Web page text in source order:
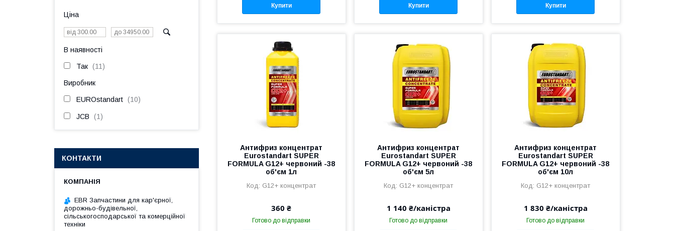
Купити Купити Купити
Антифриз концентрат
Eurostandart SUPER
FORMULA G12+ червоний -38
об'єм 1л
G12+ концентрат
360 ₴
Готово до відправки
Антифриз концентрат
Eurostandart SUPER
FORMULA G12+ червоний -38
об'єм 5л
G12+ концентрат
1 140 ₴/каністра
Готово до відправки
Антифриз концентрат
Eurostandart SUPER
FORMULA G12+ червоний -38
об'єм 10л
G12+ концентрат
1 830 ₴/каністра
Готово до відправки
Ціна
В наявності
Так 11
Виробник
EUROstandart 10
JCB 1
КОНТАКТИ
EBR Запчастини для кар'єрної,
дорожньо-будівельної,
сільськогосподарської та комерційної
техніки